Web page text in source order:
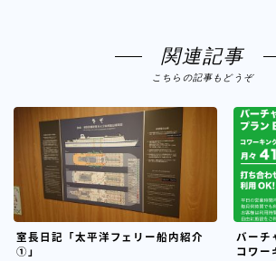
関連記事
こちらの記事もどうぞ
室長日記「太平洋フェリー船内紹介
①」
バーチ
コワー